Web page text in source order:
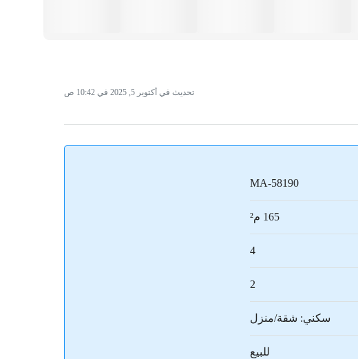
تحديث في أكتوبر 5, 2025 في 10:42 ص
MA-58190
165 م²
4
2
سكني: شقة/منزل
للبيع